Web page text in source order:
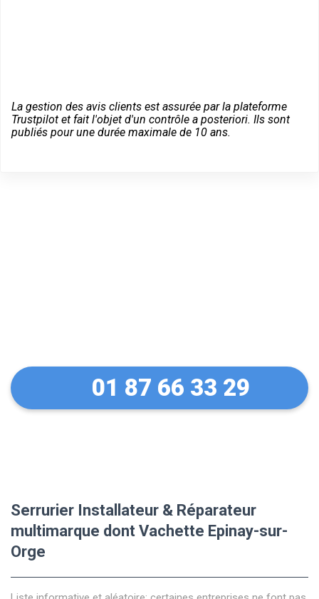
La gestion des avis clients est assurée par la plateforme
Trustpilot et fait l'objet d'un contrôle a posteriori. Ils sont
publiés pour une durée maximale de 10 ans.
01 87 66 33 29
Serrurier Installateur & Réparateur
multimarque dont Vachette Epinay-sur-
Orge